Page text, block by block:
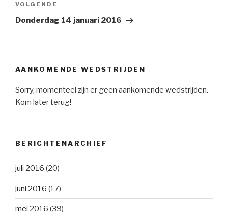
Volgend
Bericht
VOLGENDE
Donderdag 14 januari 2016
AANKOMENDE WEDSTRIJDEN
Sorry, momenteel zijn er geen aankomende wedstrijden.
Kom later terug!
BERICHTENARCHIEF
juli 2016 (20)
juni 2016 (17)
mei 2016 (39)